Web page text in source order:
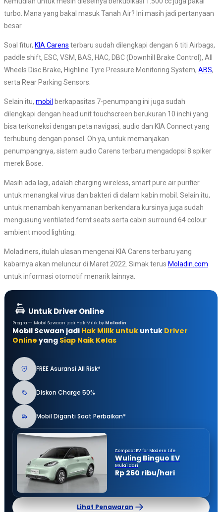
turbo. Mana yang bakal masuk Tanah Air? Ini masih jadi pertanyaan
besar.
Soal fitur, KIA Carens terbaru sudah dilengkapi dengan 6 titi Airbags,
paddle shift, ESC, VSM, BAS, HAC, DBC (Downhill Brake Control), All
Wheels Disc Brake, Highline Tyre Pressure Monitoring System, ABS,
serta Rear Parking Sensors.
Selain itu, mobil berkapasitas 7-penumpang ini juga sudah
dilengkapi dengan head unit touchscreen berukuran 10 inchi yang
bisa terkoneksi dengan peta navigasi, audio dan KIA Connect yang
terhubung dengan ponsel. Oh ya, untuk memanjakan
penumpangnya, sistem audio Carens terbaru mengadopsi 8 spiker
merek Bose.
Masih ada lagi, adalah charging wireless, smart pure air purifier
untuk menangkal virus dan bakteri di dalam kabin mobil. Selain itu,
untuk menambah kenyamanan berkendara kursinya juga sudah
mengusung ventilated fornt seats serta cabin surround 64 colour
ambient mood lighting.
Moladiners, itulah ulasan mengenai KIA Carens terbaru yang
kabarnya akan meluncur di Maret 2022. Simak terus Moladin.com
untuk informasi otomotif menarik lainnya.
Untuk Driver Online
Program Mobil Sewaan jadi Hak Milik by Moladin
Mobil Sewaan jadi Hak Milik untuk untuk Driver
Online yang Siap Naik Kelas
FREE Asuransi All Risk*
Diskon Charge 50%
Mobil Diganti Saat Perbaikan*
Compact EV for Modern Life
Wuling Binguo EV
Mulai dari
Rp 260 ribu/hari
Lihat Penawaran